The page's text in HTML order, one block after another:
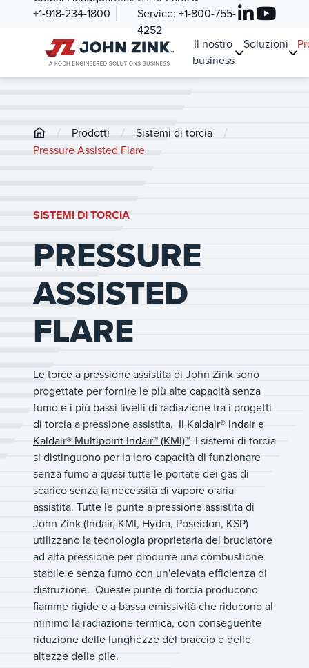
+1-918-234-1800
Service: +1-800-755-
4252
Il nostro
business
Soluzioni
/ Prodotti / Sistemi di torcia /
Pressure Assisted Flare
SISTEMI DI TORCIA
PRESSURE
ASSISTED
FLARE
Le torce a pressione assistita di John Zink sono
progettate per fornire le più alte capacità senza
fumo e i più bassi livelli di radiazione tra i progetti
di torcia a pressione assistita. Il Kaldair® Indair e
Kaldair® Multipoint Indair™ (KMI)™ I sistemi di torcia
si distinguono per la loro capacità di funzionare
senza fumo a quasi tutte le portate dei gas di
scarico senza la necessità di vapore o aria
assistita. Tutte le punte a pressione assistita di
John Zink (Indair, KMI, Hydra, Poseidon, KSP)
utilizzano la tecnologia proprietaria del bruciatore
ad alta pressione per produrre una combustione
stabile e senza fumo con un'elevata efficienza di
distruzione. Queste punte di torcia producono
fiamme rigide e a bassa emissività che riducono al
minimo la radiazione termica, con conseguente
riduzione delle lunghezze del braccio e delle
altezze delle pile.